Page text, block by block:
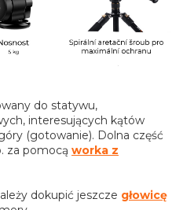
do statywu,
interesujących kątów
(gotowanie). Dolna część
za pomocą worka z
dokupić jeszcze głowicę